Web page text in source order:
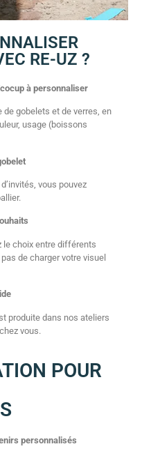
RE-UZ ?
à personnaliser
gobelets et de verres, en
usage (boissons
vous pouvez
le choix entre différents
de charger votre visuel
produite dans nos ateliers
vous.
POUR
personnalisés